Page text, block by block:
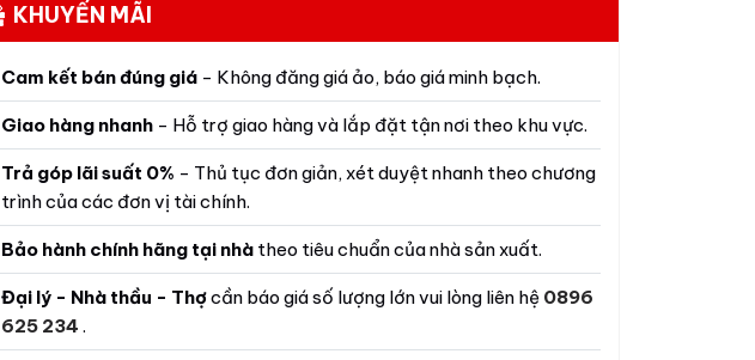
KHUYẾN MÃI
Cam kết bán đúng giá - Không đăng giá ảo, báo giá minh bạch.
Giao hàng nhanh - Hỗ trợ giao hàng và lắp đặt tận nơi theo khu vực.
Trả góp lãi suất 0% - Thủ tục đơn giản, xét duyệt nhanh theo chương
trình của các đơn vị tài chính.
Bảo hành chính hãng tại nhà theo tiêu chuẩn của nhà sản xuất.
Đại lý - Nhà thầu - Thợcần báo giá số lượng lớn vui lòng liên hệ 0896
625 234.